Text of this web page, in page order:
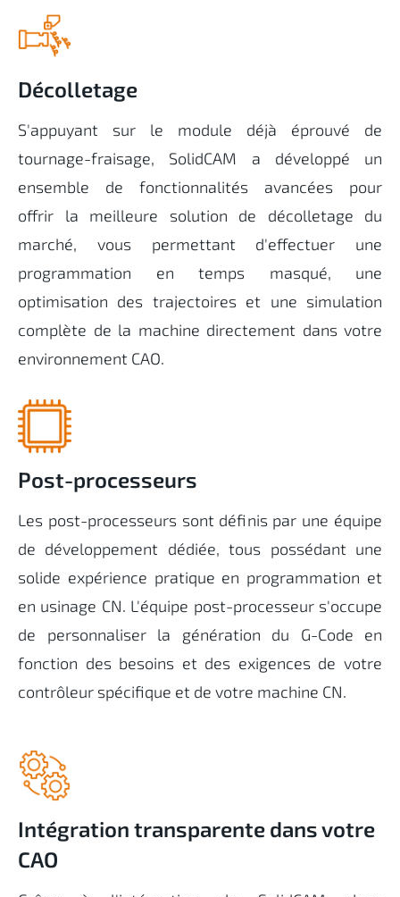
Décolletage
S'appuyant sur le module déjà éprouvé de
tournage-fraisage, SolidCAM a développé un
ensemble de fonctionnalités avancées pour
offrir la meilleure solution de décolletage du
marché, vous permettant d'effectuer une
programmation en temps masqué, une
optimisation des trajectoires et une simulation
complète de la machine directement dans votre
environnement CAO.
Post-processeurs
Les post-processeurs sont définis par une équipe
de développement dédiée, tous possédant une
solide expérience pratique en programmation et
en usinage CN. L'équipe post-processeur s'occupe
de personnaliser la génération du G-Code en
fonction des besoins et des exigences de votre
contrôleur spécifique et de votre machine CN.
Intégration transparente dans votre
CAO